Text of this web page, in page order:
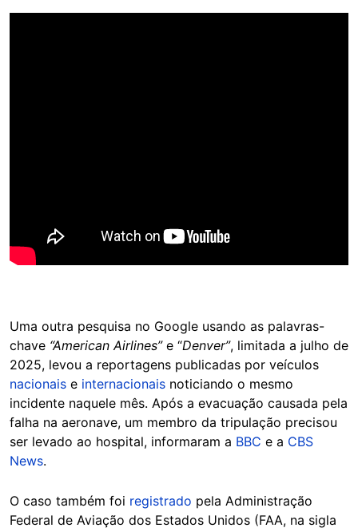
Uma outra pesquisa no Google usando as palavras-
chave “American Airlines”e “Denver”, limitada a julho de
2025, levou a reportagens publicadas por veículos
nacionais e internacionais noticiando o mesmo
incidente naquele mês. Após a evacuação causada pela
falha na aeronave, um membro da tripulação precisou
ser levado ao hospital, informaram a BBC e a CBS
News.
O caso também foi registrado pela Administração
Federal de Aviação dos Estados Unidos (FAA, na sigla